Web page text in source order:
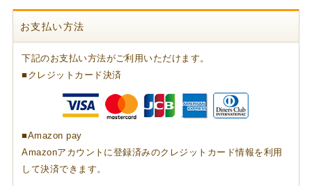
お支払い方法
下記のお支払い方法がご利用いただけます。
■クレジットカード決済
■Amazon pay
Amazonアカウントに登録済みのクレジットカード情報を利用
して決済できます。